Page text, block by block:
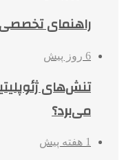
راهنمای
6 روز پیش
تنش‌های
می‌برد؟
1 هفته پیش